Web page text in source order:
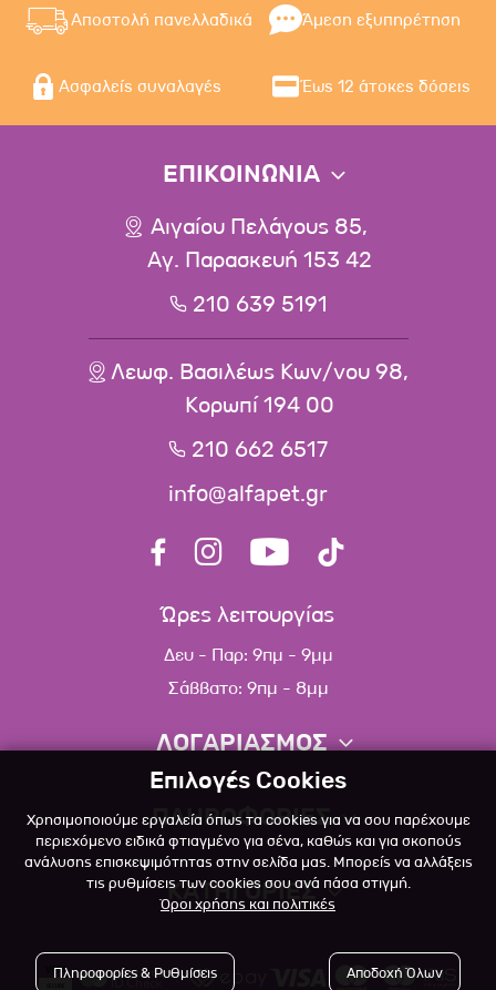
Αποστολή πανελλαδικά Άμεση εξυπηρέτηση
Ασφαλείς συναλαγές Έως 12 άτοκες δόσεις
ΕΠΙΚΟΙΝΩΝΙΑ
Αιγαίου Πελάγους 85,
Αγ. Παρασκευή 153 42
210 639 5191
Λεωφ. Βασιλέως Κων/νου 98,
Κορωπί 194 00
210 662 6517
info@alfapet.gr
Ώρες λειτουργίας
Δευ - Παρ: 9πμ - 9μμ
Σάββατο: 9πμ - 8μμ
ΛΟΓΑΡΙΑΣΜΟΣ
Πληροφορίες λογαριασμού
Λίστα αγαπημένων
Πολιτική επιστροφών
ΠΛΗΡΟΦΟΡΙΕΣ
Σχετικά
Επικοινωνία
Blog
ΚΑΤΗΓΟΡΙΕΣ
Επιλογές Cookies
Χρησιμοποιούμε εργαλεία όπως τα cookies για να σου παρέχουμε
περιεχόμενο ειδικά φτιαγμένο για σένα, καθώς και για σκοπούς
ανάλυσης επισκεψιμότητας στην σελίδα μας. Μπορείς να αλλάξεις
τις ρυθμίσεις των cookies σου ανά πάσα στιγμή.
Όροι χρήσης και πολιτικές
Πληροφορίες & Ρυθμίσεις Αποδοχή Όλων